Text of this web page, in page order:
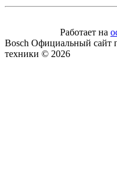
Работает на
Bosch Официальный сайт
техники © 2026